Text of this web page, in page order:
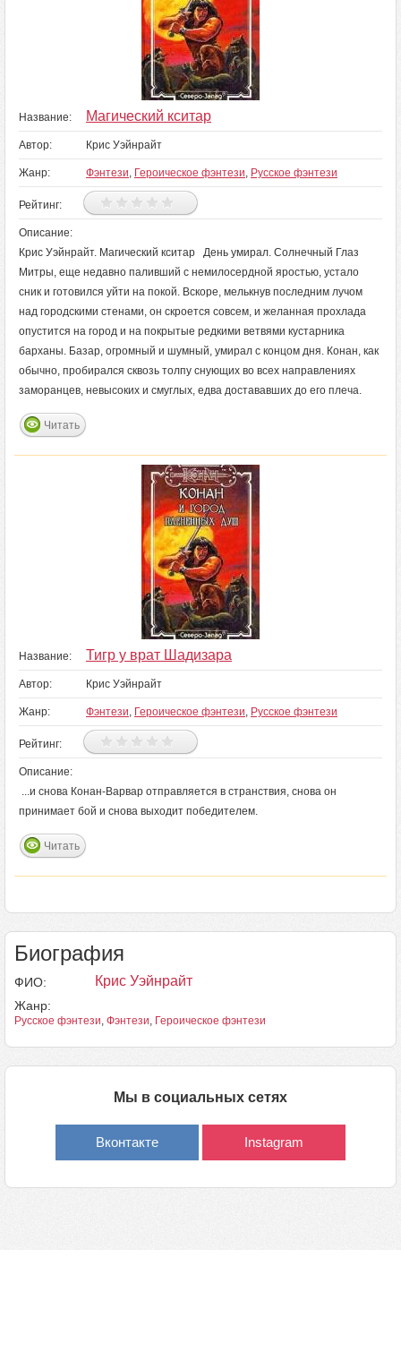
Название: Магический кситар
Автор: Крис Уэйнрайт
Жанр: Фэнтези, Героическое фэнтези, Русское фэнтези
Рейтинг:
Описание:
Крис Уэйнрайт. Магический кситар День умирал. Солнечный Глаз
Митры, еще недавно паливший с немилосердной яростью, устало
сник и готовился уйти на покой. Вскоре, мелькнув последним лучом
над городскими стенами, он скроется совсем, и желанная прохлада
опустится на город и на покрытые редкими ветвями кустарника
барханы. Базар, огромный и шумный, умирал с концом дня. Конан, как
обычно, пробирался сквозь толпу снующих во всех направлениях
заморанцев, невысоких и смуглых, едва достававших до его плеча.
Читать
Название: Тигр у врат Шадизара
Автор: Крис Уэйнрайт
Жанр: Фэнтези, Героическое фэнтези, Русское фэнтези
Рейтинг:
Описание:
...и снова Конан-Варвар отправляется в странствия, снова он
принимает бой и снова выходит победителем.
Читать
Биография
ФИО: Крис Уэйнрайт
Жанр:
Русское фэнтези, Фэнтези, Героическое фэнтези
Мы в социальных сетях
Вконтакте Instagram